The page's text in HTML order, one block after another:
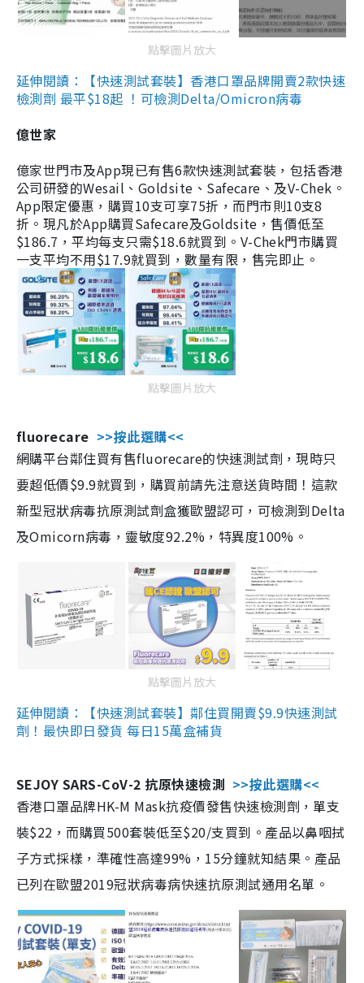
點擊圖片放大
延伸閱讀：【快速測試套裝】香港口罩品牌開賣2款快速
檢測劑 最平$18起 ！可檢測Delta/Omicron病毒
億世家
億家世門市及App現已有售6款快速測試套裝，包括香港
公司研發的Wesail、Goldsite、Safecare、及V-Chek。
App限定優惠，購買10支可享75折，而門市則10支8
折。現凡於App購買Safecare及Goldsite，售價低至
$186.7，平均每支只需$18.6就買到。V-Chek門市購買
一支平均不用$17.9就買到，數量有限，售完即止。
點擊圖片放大
fluorecare >>按此選購<<
網購平台鄰住買有售fluorecare的快速測試劑，現時只
要超低價$9.9就買到，購買前請先注意送貨時間！這款
新型冠狀病毒抗原測試劑盒獲歐盟認可，可檢測到Delta
及Omicorn病毒，靈敏度92.2%，特異度100%。
點擊圖片放大
延伸閱讀：【快速測試套裝】鄰住買開賣$9.9快速測試
劑！最快即日發貨 每日15萬盒補貨
SEJOY SARS-CoV-2 抗原快速檢測 >>按此選購<<
香港口罩品牌HK-M Mask抗疫價發售快速檢測劑，單支
裝$22，而購買500套裝低至$20/支買到。產品以鼻咽拭
子方式採樣，準確性高達99%，15分鐘就知結果。產品
已列在歐盟2019冠狀病毒病快速抗原測試通用名單。